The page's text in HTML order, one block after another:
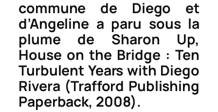
commune de Diego et
d’Angeline a paru sous la
plume de Sharon Up,
House on the Bridge : Ten
Turbulent Years with Diego
Rivera (Trafford Publishing
Paperback, 2008).